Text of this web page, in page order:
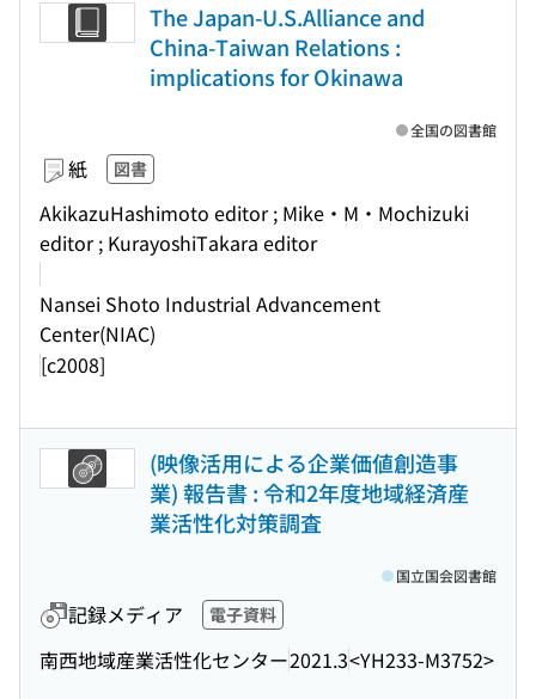
The Japan-U.S.Alliance and
China-Taiwan Relations :
implications for Okinawa
紙 図書
AkikazuHashimoto editor ; Mike・M・Mochizuki
editor ; KurayoshiTakara editor
Nansei Shoto Industrial Advancement
Center(NIAC)
[c2008]
全国の図書館
(映像活用による企業価値創造事
業) 報告書 : 令和2年度地域経済産
業活性化対策調査
記録メディア 電子資料
南西地域産業活性化センター2021.3<YH233-M3752>
国立国会図書館